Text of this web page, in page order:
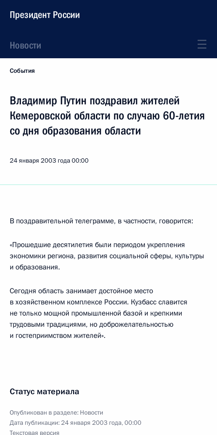
Президент России
Новости
События
Владимир Путин поздравил жителей
Кемеровской области по случаю 60-летия
со дня образования области
24 января 2003 года00:00
В поздравительной телеграмме, в частности, говорится:
«Прошедшие десятилетия были периодом укрепления
экономики региона, развития социальной сферы, культуры
и образования.
Сегодня область занимает достойное место
в хозяйственном комплексе России. Кузбасс славится
не только мощной промышленной базой и крепкими
трудовыми традициями, но доброжелательностью
и гостеприимством жителей».
Статус материала
Опубликован в разделе: Новости
Дата публикации:24 января 2003 года, 00:00
Текстовая версия